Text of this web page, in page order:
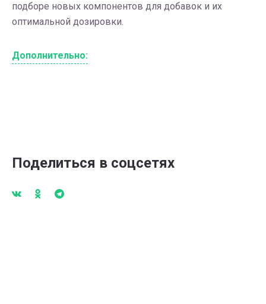
подборе новых компонентов для добавок и их
оптимальной дозировки.
Дополнительно:
Поделиться в соцсетях